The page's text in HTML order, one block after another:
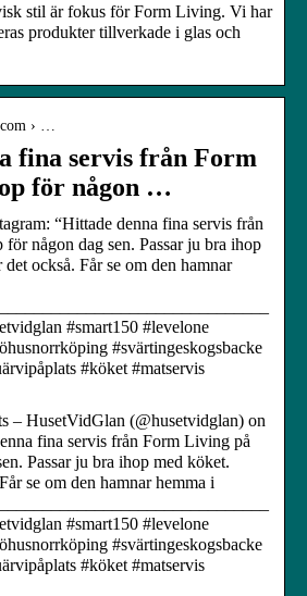
stil är fokus för Form Living. Vi har
produkter tillverkade i glas och
› …
fina servis från Form
för någon …
“Hittade denna fina servis från
någon dag sen. Passar ju bra ihop
också. Får se om den hamnar
#smart150 #levelone
#svärtingeskogsbacke
#köket #matservis
– HusetVidGlan (@husetvidglan) on
fina servis från Form Living på
Passar ju bra ihop med köket.
se om den hamnar hemma i
#smart150 #levelone
#svärtingeskogsbacke
#köket #matservis